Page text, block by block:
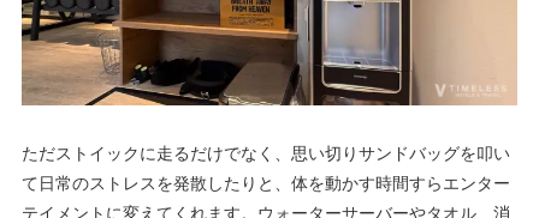
ただストイックに走るだけでなく、思い切りサンドバッグを叩い
て日常のストレスを発散したりと、体を動かす時間すらエンター
テイメントに変えてくれます。ウォーターサーバーやタオル、消